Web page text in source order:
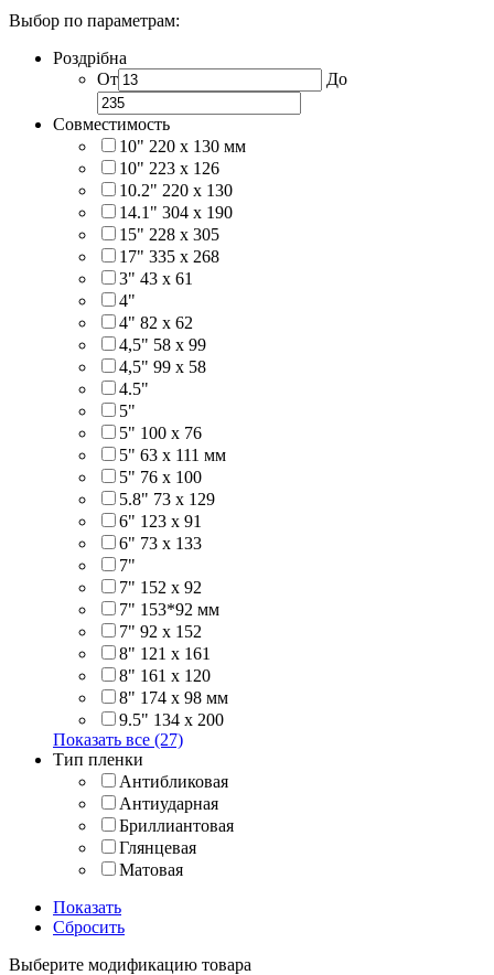
Выбор по параметрам:
Роздрібна
От
До
Совместимость
10" 220 x 130 мм
10" 223 x 126
10.2" 220 x 130
14.1" 304 х 190
15" 228 x 305
17" 335 х 268
3" 43 x 61
4"
4" 82 x 62
4,5" 58 х 99
4,5" 99 x 58
4.5"
5"
5" 100 x 76
5" 63 x 111 мм
5" 76 х 100
5.8" 73 x 129
6" 123 х 91
6" 73 х 133
7"
7" 152 x 92
7" 153*92 мм
7" 92 х 152
8" 121 х 161
8" 161 х 120
8" 174 x 98 мм
9.5" 134 x 200
Показать все (27)
Тип пленки
Антибликовая
Антиударная
Бриллиантовая
Глянцевая
Матовая
Показать
Сбросить
Выберите модификацию товара